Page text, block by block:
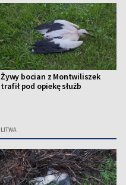
Żywy bocian z Montwiliszek
trafił pod opiekę służb
LITWA